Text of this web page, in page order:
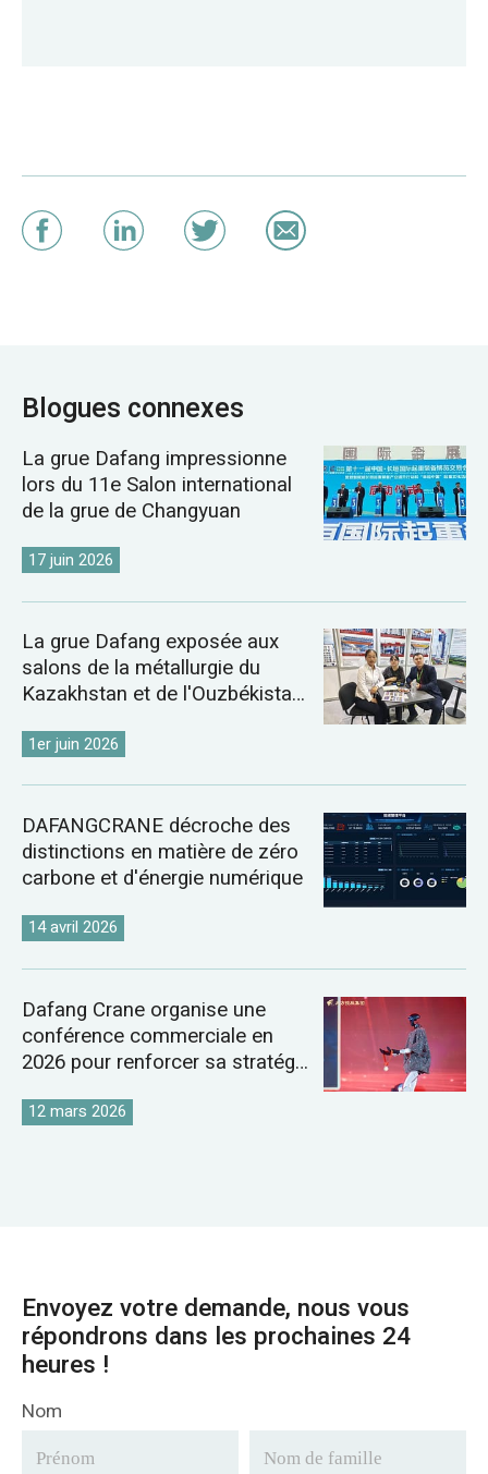
Blogues connexes
La grue Dafang impressionne
lors du 11e Salon international
de la grue de Changyuan
17 juin 2026
La grue Dafang exposée aux
salons de la métallurgie du
Kazakhstan et de l'Ouzbékistan
1er juin 2026
DAFANGCRANE décroche des
distinctions en matière de zéro
carbone et d'énergie numérique
14 avril 2026
Dafang Crane organise une
conférence commerciale en
2026 pour renforcer sa stratégie
grues
12 mars 2026
Envoyez votre demande, nous vous
répondrons dans les prochaines 24
heures !
Nom